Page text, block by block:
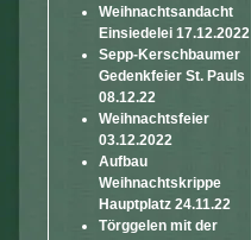
Weihnachtsandacht
Einsiedelei 17.12.2022
Sepp-Kerschbaumer
Gedenkfeier St. Pauls
08.12.22
Weihnachtsfeier
03.12.2022
Aufbau
Weihnachtskrippe
Hauptplatz 24.11.22
Törggelen mit der